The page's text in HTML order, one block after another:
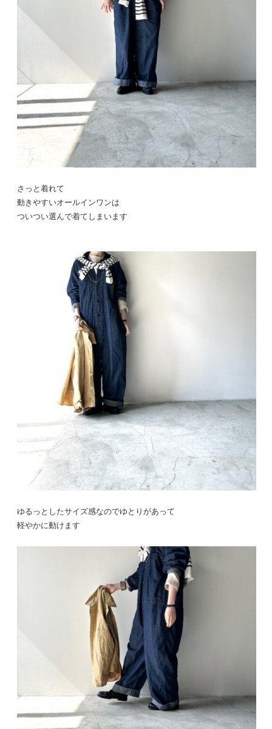
さっと着れて
動きやすいオールインワンは
ついつい選んで着てしまいます
ゆるっとしたサイズ感なのでゆとりがあって
軽やかに動けます